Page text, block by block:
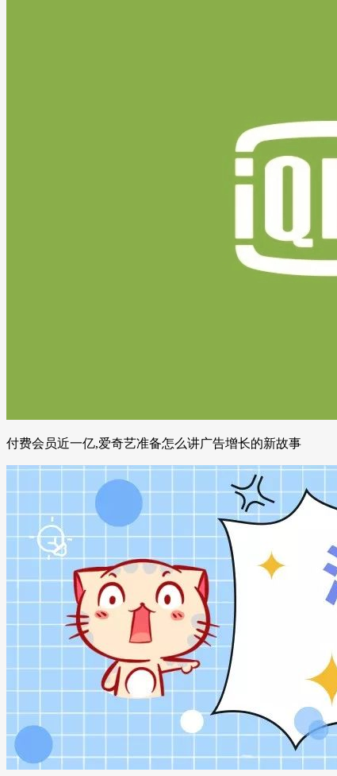
付费会员近一亿,爱奇艺准备怎么讲广告增长的新故事